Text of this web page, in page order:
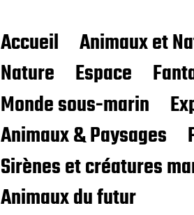
Accueil Animaux et
Nature
Espace
Monde sous-marin
Animaux & Paysages
Sirènes et créatures
Animaux du futur